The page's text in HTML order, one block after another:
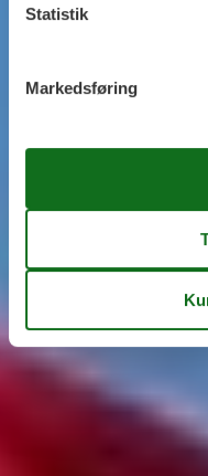
Statistik
Markedsføring